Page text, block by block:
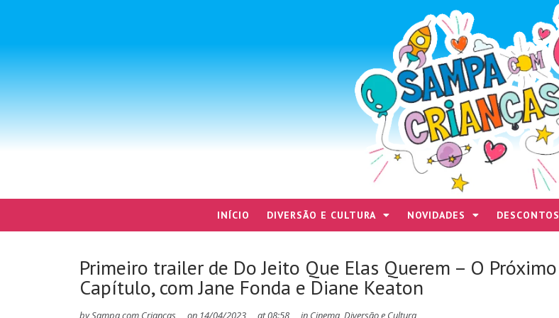
INÍCIO DIVERSÃO E CULTURA NOVIDADES DESCONTOS
Primeiro trailer de Do Jeito Que Elas Querem – O Próximo
Capítulo, com Jane Fonda e Diane Keaton
bySampa com Crianças on 14/04/2023 at08:58 in Cinema Diversão e Cultura